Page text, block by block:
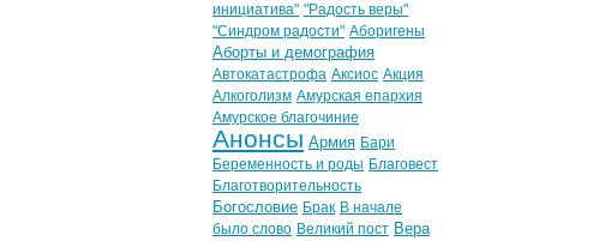
инициатива" "Радость веры"
"Синдром радости" Аборигены
Аборты и демография
Автокатастрофа Аксиос Акция
Алкоголизм Амурская епархия
Амурское благочиние
Анонсы Армия Бари
Беременность и роды Благовест
Благотворительность
Богословие Брак В начале
было слово Великий пост Вера